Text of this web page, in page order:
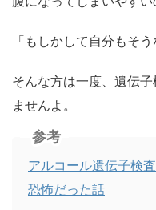
「もしかして自分もそ
そんな方は一度、遺伝
ませんよ。
参考
アルコール遺伝子検
恐怖だった話